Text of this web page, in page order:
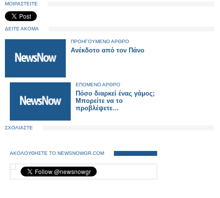
ΜΟΙΡΑΣΤΕΙΤΕ
ΔΕΙΤΕ ΑΚΟΜΑ
ΠΡΟΗΓΟΥΜΕΝΟ ΑΡΘΡΟ
Ανέκδοτο από τον Πάνο
ΕΠΟΜΕΝΟ ΑΡΘΡΟ
Πόσο διαρκεί ένας γάμος;
Μπορείτε να το
προβλέψετε…
ΣΧΟΛΙΑΣΤΕ
ΑΚΟΛΟΥΘΗΣΤΕ ΤΟ NEWSNOWGR.COM